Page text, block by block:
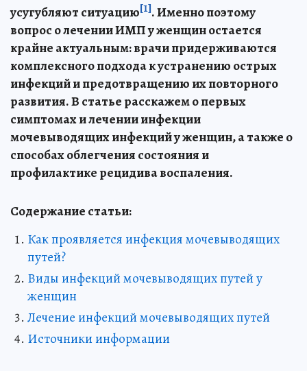
усугубляют ситуацию[1]. Именно поэтому
вопрос о лечении ИМП у женщин остается
крайне актуальным: врачи придерживаются
комплексного подхода к устранению острых
инфекций и предотвращению их повторного
развития. В статье расскажем о первых
симптомах и лечении инфекции
мочевыводящих инфекций у женщин, а также о
способах облегчения состояния и
профилактике рецидива воспаления.
Содержание статьи:
Как проявляется инфекция мочевыводящих
путей?
Виды инфекций мочевыводящих путей у
женщин
Лечение инфекций мочевыводящих путей
Источники информации